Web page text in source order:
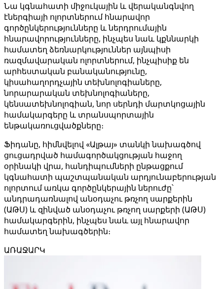
Նա կգնահատի միջուկային և վերականգնվող
էներգիայի ոլորտներում հնարավոր
գործընկերությունները և ներդրումային
հնարավորությունները, ինչպես նաև կքննարկի
համատեղ ձեռնարկություններ այնպիսի
ռազմավարական ոլորտներում, ինչպիսիք են
արհեստական ​​բանականությունը,
կիսահաղորդչային տեխնոլոգիաները,
նորարարական տեխնոլոգիաները,
կենսատեխնոլոգիան, նոր սերնդի մարտկոցային
համակարգերը և տրանսպորտային
ենթակառուցվածքները։
Ֆիդանը, հիմնվելով «Ալթայ» տանկի նախագծով
ցուցադրված համագործակցության հաջող
օրինակի վրա, հանդիպումների ընթացքում
կգնահատի պաշտպանական արդյունաբերության
ոլորտում առկա գործընկերային ներուժը՝
անդրադառնալով անօդաչու թռչող սարքերին
(ԱԹՍ) և զինված անօդաչու թռչող սարքերի (ԱԹՍ)
համակարգերին, ինչպես նաև այլ հնարավոր
համատեղ նախագծերին։
ԱՌԱՋԱՐԿ